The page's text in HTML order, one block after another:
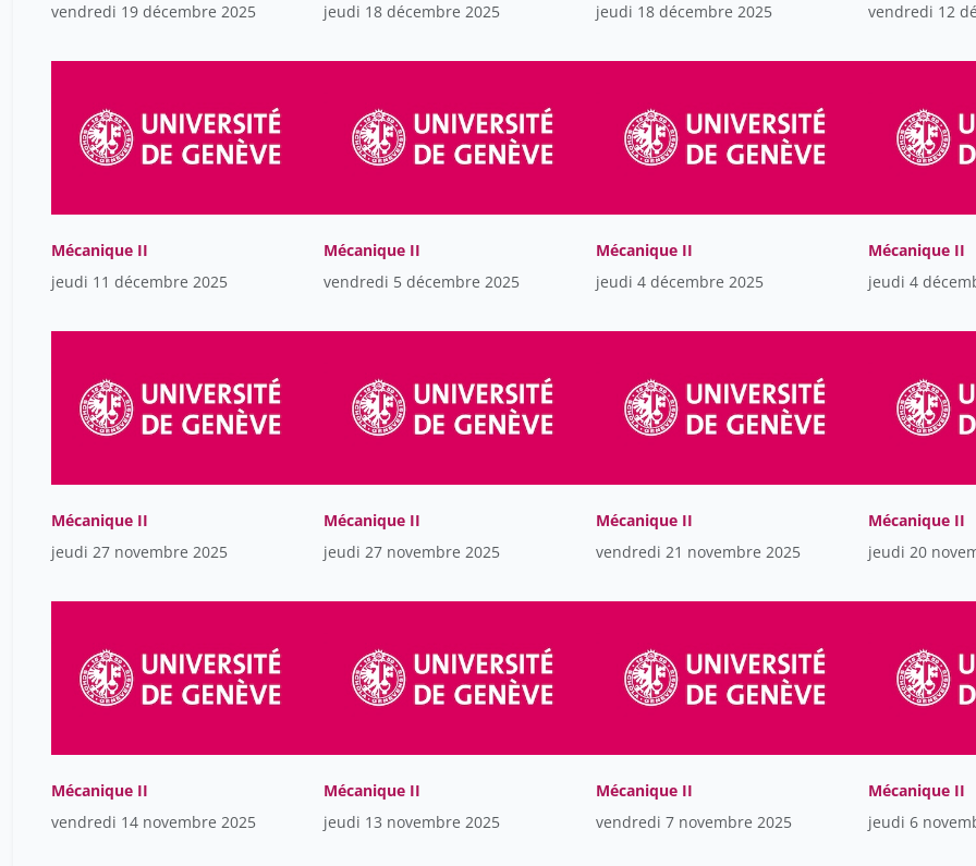
vendredi 19 décembre 2025
jeudi 18 décembre 2025
jeudi 18 décembre 2025
vendredi 12
Mécanique II
jeudi 11 décembre 2025
Mécanique II
vendredi 5 décembre 2025
Mécanique II
jeudi 4 décembre 2025
Mécanique II
jeudi 4
Mécanique II
jeudi 27 novembre 2025
Mécanique II
jeudi 27 novembre 2025
Mécanique II
vendredi 21 novembre 2025
Mécanique II
jeudi 20
Mécanique II
vendredi 14 novembre 2025
Mécanique II
jeudi 13 novembre 2025
Mécanique II
vendredi 7 novembre 2025
Mécanique II
jeudi 6